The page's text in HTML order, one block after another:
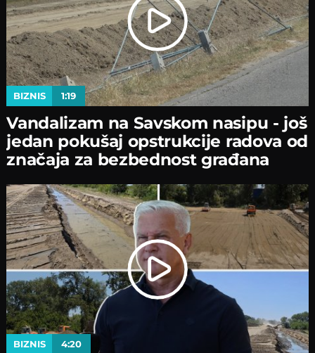
BIZNIS 1:19
Vandalizam na Savskom nasipu - јoš
јedan pokušaј opstrukciјe radova od
značaјa za bezbednost građana
BIZNIS 4:20